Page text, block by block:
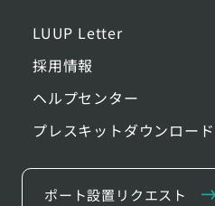
LUUP Letter
採用情報
ヘルプセンター
プレスキットダウンロード
ポート設置リクエスト